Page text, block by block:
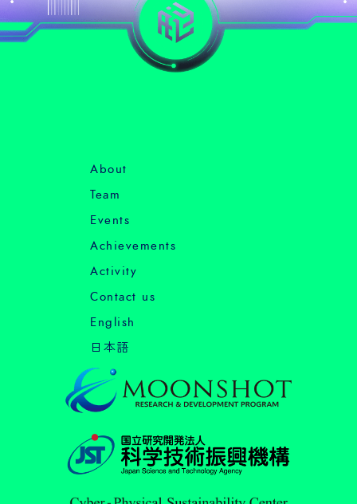
About
Team
Events
Achievements
Activity
Contact us
English
日本語